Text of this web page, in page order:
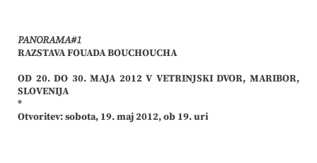
PANORAMA#1
RAZSTAVA FOUADA BOUCHOUCHA
OD 20. DO 30. MAJA 2012 V VETRINJSKI DVOR, MARIBOR,
SLOVENIJA
*
Otvoritev: sobota, 19. maj 2012, ob 19. uri